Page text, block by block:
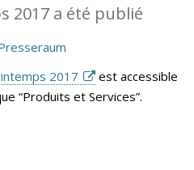
2017 a été publié
2017
est accessible
“Produits et Services”.